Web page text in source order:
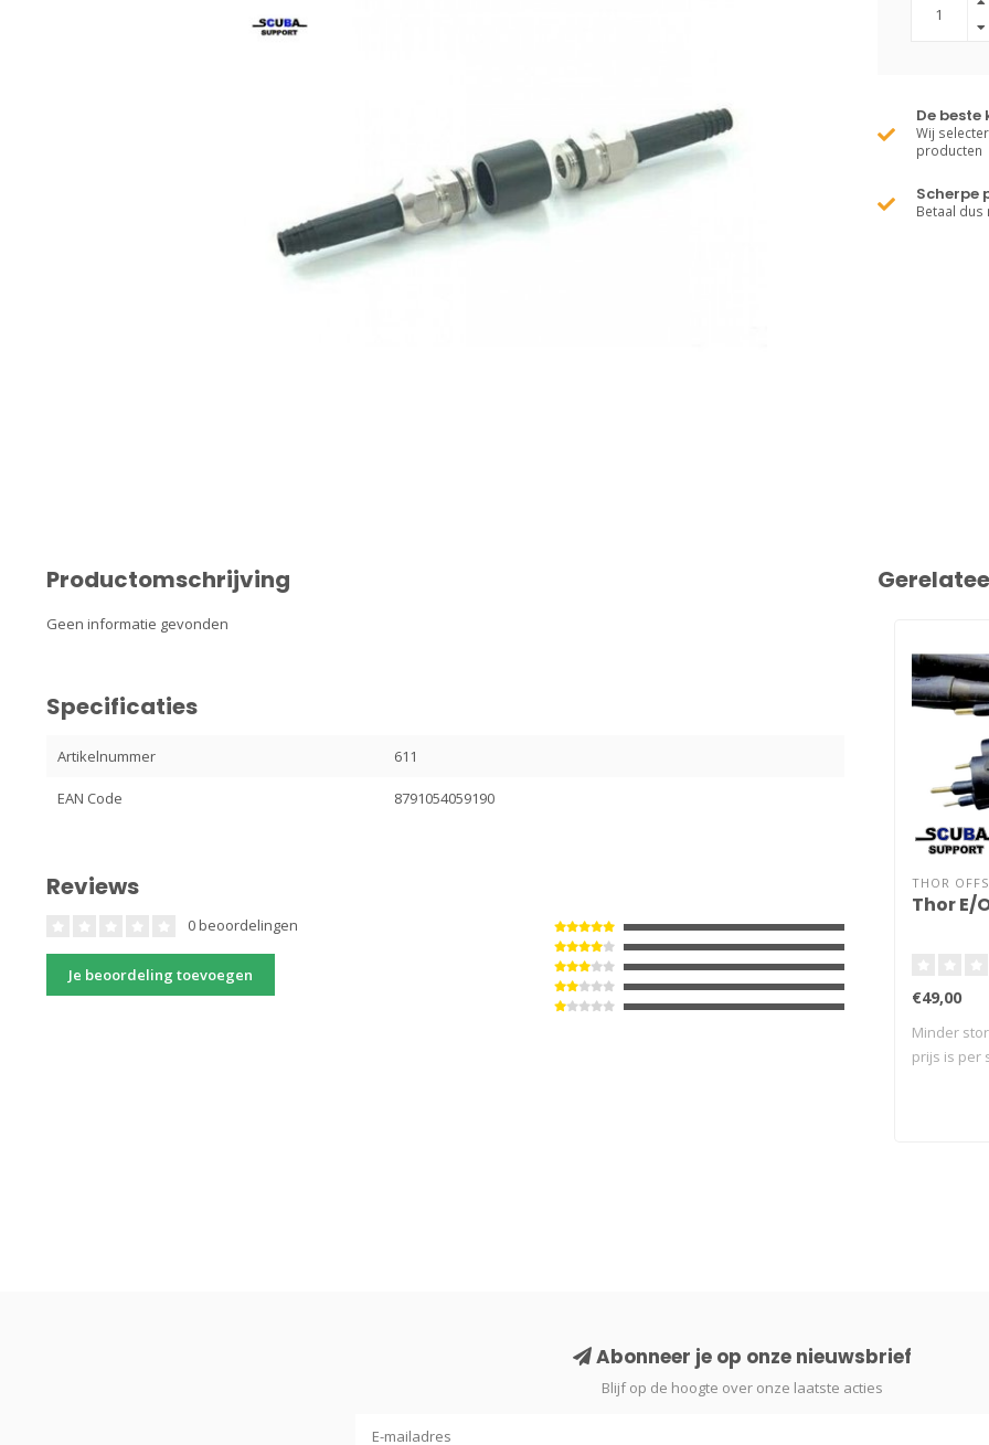
De beste
Wij
producten
Scherpe
Betaal dus
Productomschrijving
Geen informatie gevonden
Specificaties
Artikelnummer 611
EAN Code 8791054059190
Reviews
0 beoordelingen
Je beoordeling toevoegen
THOR
Thor E/
€49,00
Minder
prijs is per
Abonneer je op onze nieuwsbrief
Blijf op de hoogte over onze laatste acties